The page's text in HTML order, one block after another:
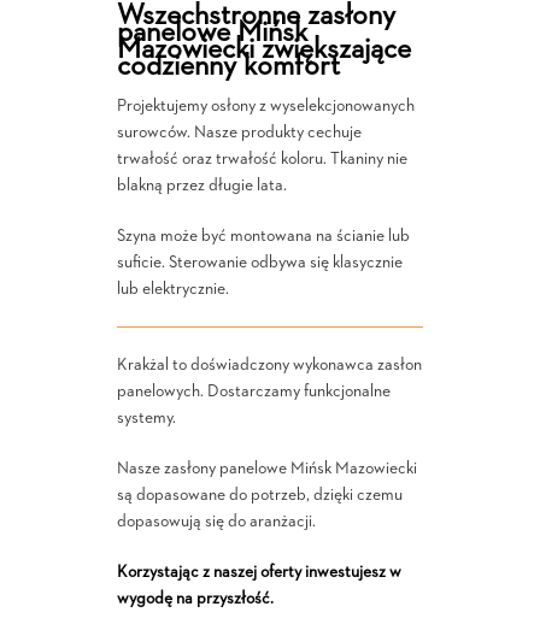
Wszechstronne zasłony
panelowe Mińsk
Mazowiecki zwiększające
codzienny komfort
Projektujemy osłony z wyselekcjonowanych
surowców. Nasze produkty cechuje
trwałość oraz trwałość koloru. Tkaniny nie
blakną przez długie lata.
Szyna może być montowana na ścianie lub
suficie. Sterowanie odbywa się klasycznie
lub elektrycznie.
Krakżal to doświadczony wykonawca zasłon
panelowych. Dostarczamy funkcjonalne
systemy.
Nasze zasłony panelowe Mińsk Mazowiecki
są dopasowane do potrzeb, dzięki czemu
dopasowują się do aranżacji.
Korzystając z naszej oferty inwestujesz w
wygodę na przyszłość.